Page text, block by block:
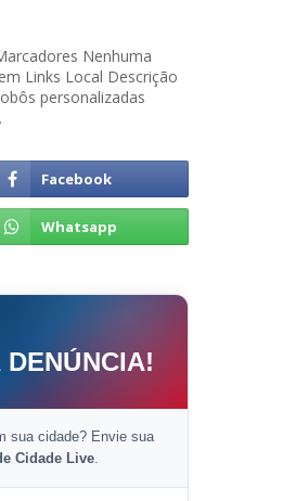
Nenhuma
Links Local Descrição
personalizadas
sua cidade? Envie sua
Cidade Live.